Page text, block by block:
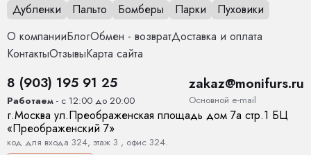
Этозимняя верхняя одежда, которая отличается
минимальным весом и компактностью, при этом сохраняет
отличные теплоизоляционные свойства. Они подходят для
осени, поздней весны и умеренно холодных зим, когда
нужно утепление, но без лишнего объема и громоздкости.
Из каких материал могут быть
сделаны женские легкие, но
теплые пуховики?
Дубленки
Пальто Бомберы Парки
Пуховики
О компанииБлогОбмен - возвратДоставка и оплата
КонтактыОтзывыКарта сайта
8 (903) 195 91 25
Работаем - с 12:00 до 20:00
zakaz@monifurs.ru
Основной е-mail
г.Москва ул.Преображенская площадь дом 7а стр.1 БЦ
«Преображенский 7»
код для входа 324, этаж 3 , офис 324.